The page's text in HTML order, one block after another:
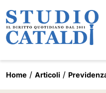
Home Articoli